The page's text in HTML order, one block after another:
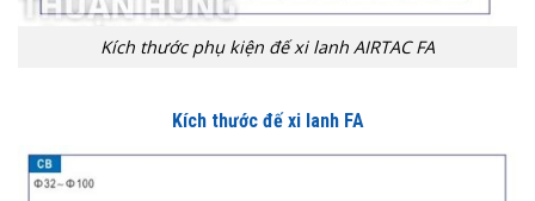
Kích thước phụ kiện đế xi lanh AIRTAC FA
Kích thước đế xi lanh FA